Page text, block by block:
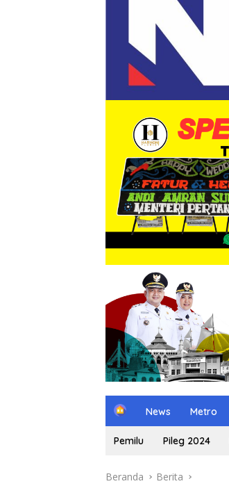
H
m
e
News Metro
Pemilu Pileg 2024
Beranda Berita